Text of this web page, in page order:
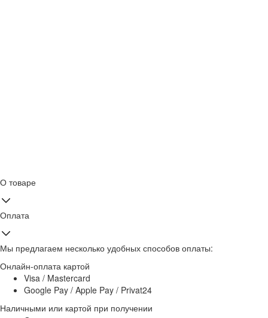
О товаре
Оплата
Мы предлагаем несколько удобных способов оплаты:
Онлайн-оплата картой
Visa / Mastercard
Google Pay / Apple Pay / Privat24
Наличными или картой при получении